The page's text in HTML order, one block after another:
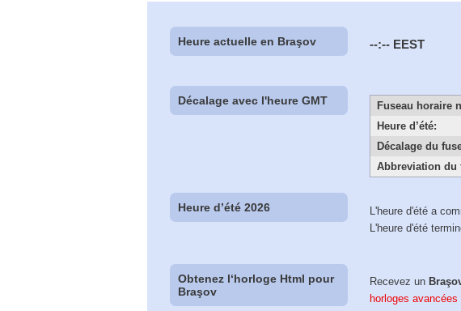
Heure actuelle en Braşov --:-- EEST
Décalage avec l'heure GMT Fuseau horaire
Heure d’été:
Décalage du
Abbreviation du
Heure d’été 2026
L'heure d'été a
L'heure d'été
Obtenez l‘horloge Html pour
Braşov
Recevez un
horloges avancées